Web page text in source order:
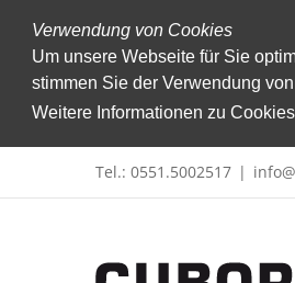
Verwendung von Cookies
Um unsere Webseite für Sie
stimmen Sie der Verwendung
Weitere Informationen zu
Inhalt
Tel.: 0551.5002517 |